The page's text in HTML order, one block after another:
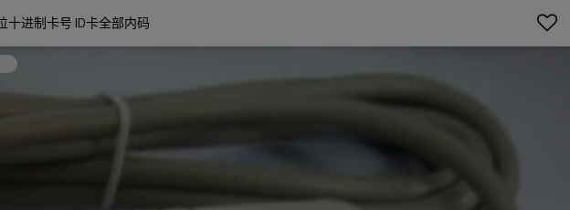
十进制卡号 ID卡全部内码